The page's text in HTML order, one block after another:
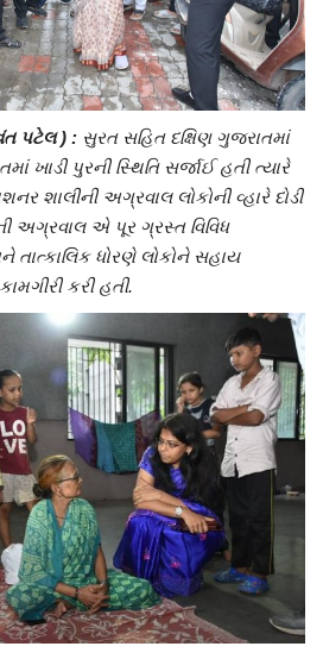
પટેલ ) : સુરત સહિત દક્ષિણ ગુજરાતમાં
ખાડી પુરની સ્થિતિ સર્જાઈ હતી ત્યારે
શાલીની અગ્રવાલ લોકોની વ્હારે દોડી
અગ્રવાલ એ પૂર ગ્રસ્ત વિવિધ
તાત્કાલિક ધોરણે લોકોને સહાય
કરી હતી.